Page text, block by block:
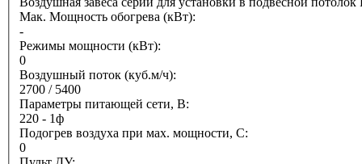
Мак. Мощность обогрева (кВт):
-
Режимы мощности (кВт):
0
Воздушный поток (куб.м/ч):
2700 / 5400
Параметры питающей сети, В:
220 - 1ф
Подогрев воздуха при мах. мощности, С:
0